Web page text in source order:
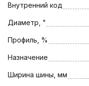
Внутренний код
Диаметр, "
Профиль, %
Назначение
Ширина шины, мм